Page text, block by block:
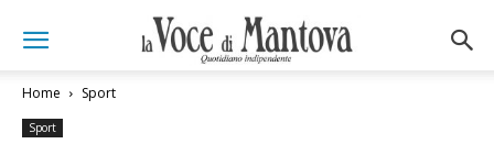
Home Sport
Sport